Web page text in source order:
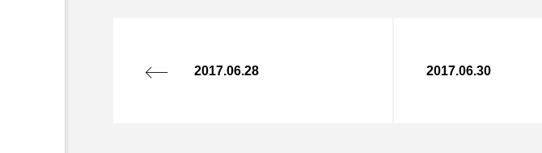
2017.06.28 2017.06.30